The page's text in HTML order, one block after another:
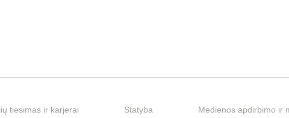
tiesimas ir karjerai Statyba Medienos apdirbimo ir